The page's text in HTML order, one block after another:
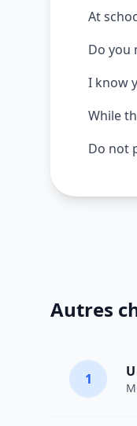
At
Do you
I know
While
Do not
Autres
1